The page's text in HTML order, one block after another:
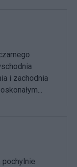
i zachodnia
pochylnie